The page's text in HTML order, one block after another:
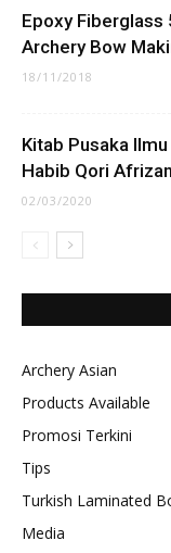
Epoxy
Archery Bow
18/11/2018
Kitab Pusaka
Habib Qori
02/03/2020
Archery Asian
Products Available
Promosi Terkini
Tips
Turkish Laminated
Media